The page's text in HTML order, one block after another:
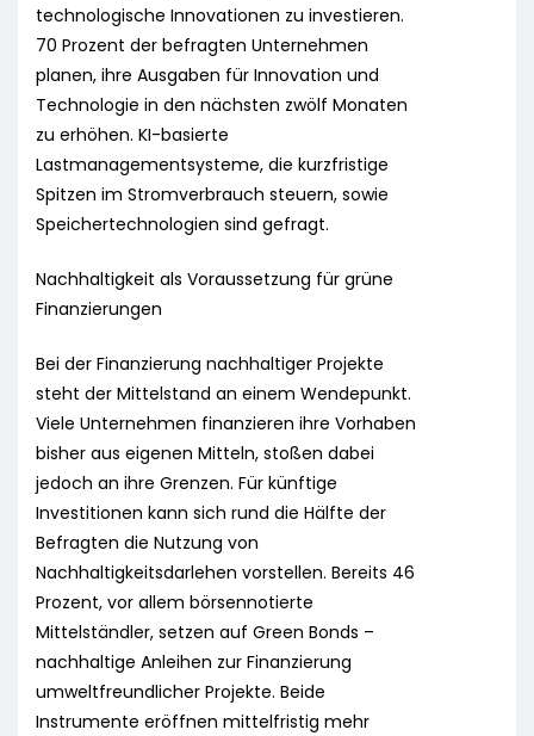
technologische Innovationen zu investieren.
70 Prozent der befragten Unternehmen
planen, ihre Ausgaben für Innovation und
Technologie in den nächsten zwölf Monaten
zu erhöhen. KI-basierte
Lastmanagementsysteme, die kurzfristige
Spitzen im Stromverbrauch steuern, sowie
Speichertechnologien sind gefragt.
Nachhaltigkeit als Voraussetzung für grüne
Finanzierungen
Bei der Finanzierung nachhaltiger Projekte
steht der Mittelstand an einem Wendepunkt.
Viele Unternehmen finanzieren ihre Vorhaben
bisher aus eigenen Mitteln, stoßen dabei
jedoch an ihre Grenzen. Für künftige
Investitionen kann sich rund die Hälfte der
Befragten die Nutzung von
Nachhaltigkeitsdarlehen vorstellen. Bereits 46
Prozent, vor allem börsennotierte
Mittelständler, setzen auf Green Bonds –
nachhaltige Anleihen zur Finanzierung
umweltfreundlicher Projekte. Beide
Instrumente eröffnen mittelfristig mehr